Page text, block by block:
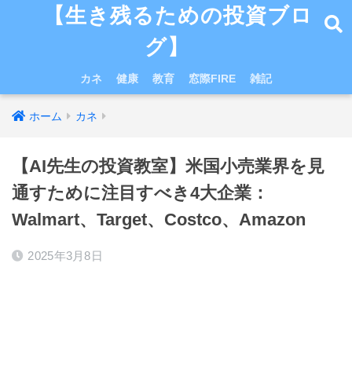
【生き残るための投資ブロ
グ】
カネ 健康 教育 窓際FIRE 雑記
ホーム カネ
【AI先生の投資教室】米国小売業界を見
通すために注目すべき4大企業：
Walmart、Target、Costco、Amazon
2025年3月8日